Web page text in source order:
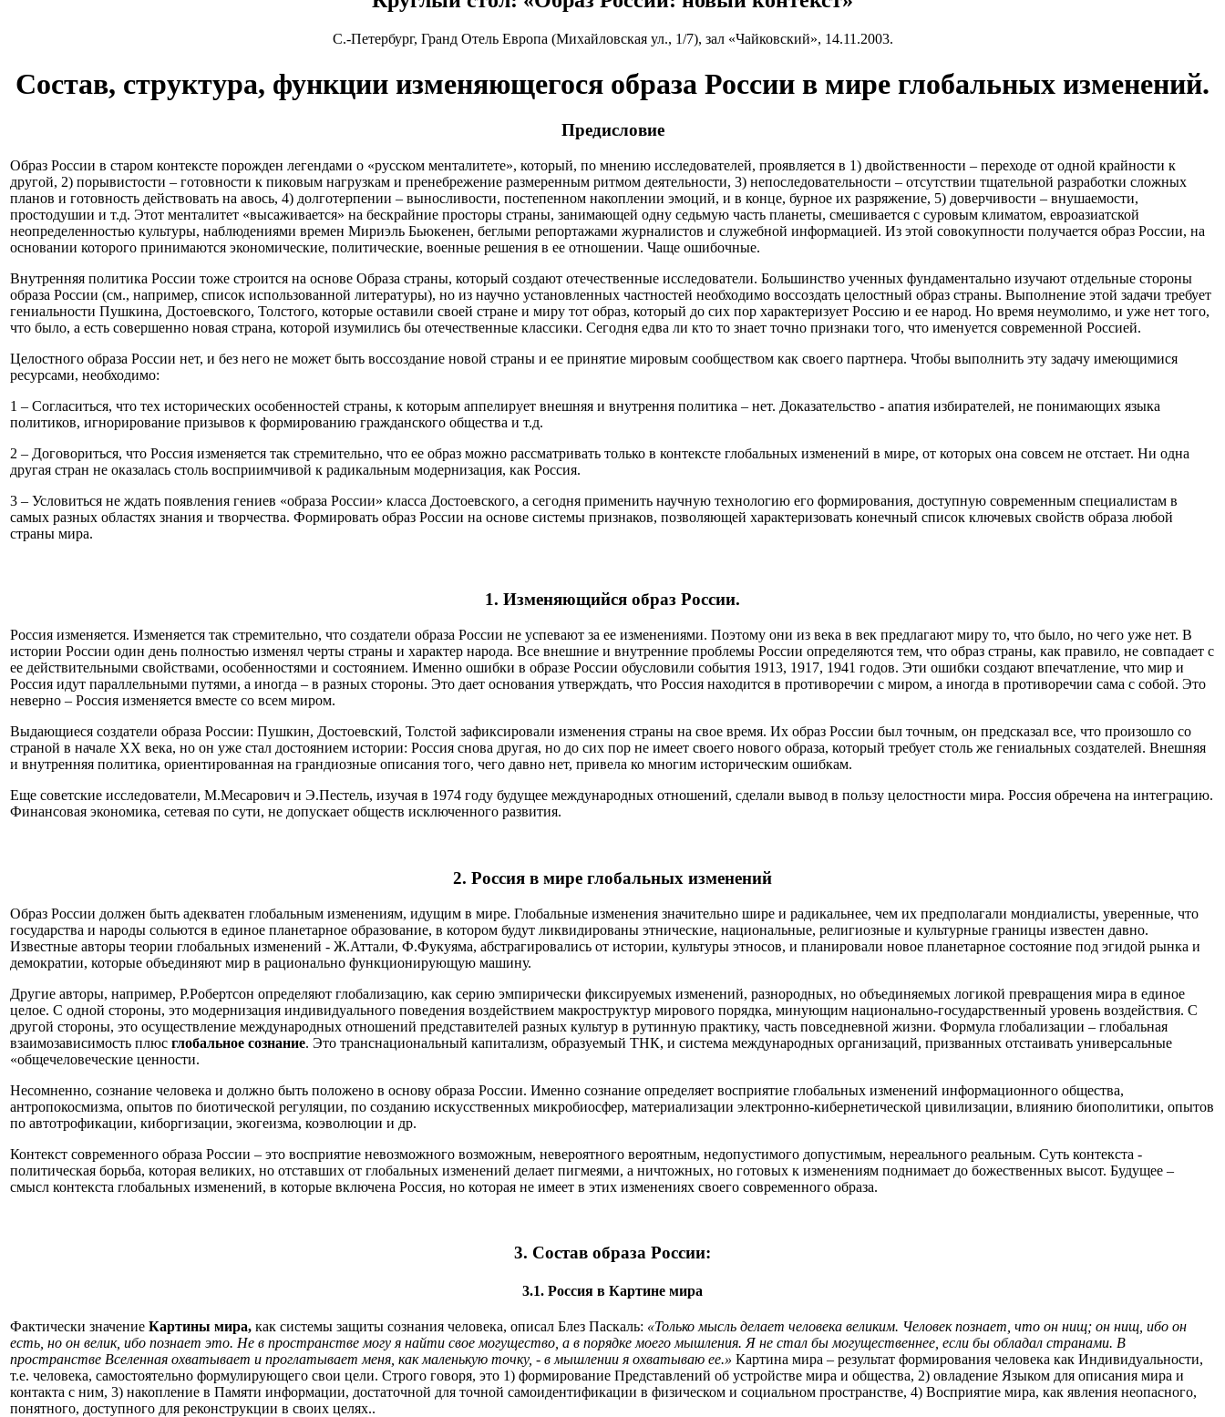
С.-Петербург, Гранд Отель Европа (Михайловская ул., 1/7), зал «Чайковский», 14.11.2003.
Состав, структура, функции изменяющегося образа России в мире глобальных изменений.
Предисловие
Образ России в старом контексте порожден легендами о «русском менталитете», который, по мнению исследователей, проявляется в 1) двойственности – переходе от одной крайности к
другой, 2) порывистости – готовности к пиковым нагрузкам и пренебрежение размеренным ритмом деятельности, 3) непоследовательности – отсутствии тщательной разработки сложных
планов и готовность действовать на авось, 4) долготерпении – выносливости, постепенном накоплении эмоций, и в конце, бурное их разряжение, 5) доверчивости – внушаемости,
простодушии и т.д. Этот менталитет «высаживается» на бескрайние просторы страны, занимающей одну седьмую часть планеты, смешивается с суровым климатом, евроазиатской
неопределенностью культуры, наблюдениями времен Мириэль Бьюкенен, беглыми репортажами журналистов и служебной информацией. Из этой совокупности получается образ России, на
основании которого принимаются экономические, политические, военные решения в ее отношении. Чаще ошибочные.
Внутренняя политика России тоже строится на основе Образа страны, который создают отечественные исследователи. Большинство ученных фундаментально изучают отдельные стороны
образа России (см., например, список использованной литературы), но из научно установленных частностей необходимо воссоздать целостный образ страны. Выполнение этой задачи требует
гениальности Пушкина, Достоевского, Толстого, которые оставили своей стране и миру тот образ, который до сих пор характеризует Россию и ее народ. Но время неумолимо, и уже нет того,
что было, а есть совершенно новая страна, которой изумились бы отечественные классики. Сегодня едва ли кто то знает точно признаки того, что именуется современной Россией.
Целостного образа России нет, и без него не может быть воссоздание новой страны и ее принятие мировым сообществом как своего партнера. Чтобы выполнить эту задачу имеющимися
ресурсами, необходимо:
1 – Согласиться, что тех исторических особенностей страны, к которым аппелирует внешняя и внутрення политика – нет. Доказательство - апатия избирателей, не понимающих языка
политиков, игнорирование призывов к формированию гражданского общества и т.д.
2 – Договориться, что Россия изменяется так стремительно, что ее образ можно рассматривать только в контексте глобальных изменений в мире, от которых она совсем не отстает. Ни одна
другая стран не оказалась столь восприимчивой к радикальным модернизация, как Россия.
3 – Условиться не ждать появления гениев «образа России» класса Достоевского, а сегодня применить научную технологию его формирования, доступную современным специалистам в
самых разных областях знания и творчества. Формировать образ России на основе системы признаков, позволяющей характеризовать конечный список ключевых свойств образа любой
страны мира.
1. Изменяющийся образ России.
Россия изменяется. Изменяется так стремительно, что создатели образа России не успевают за ее изменениями. Поэтому они из века в век предлагают миру то, что было, но чего уже нет. В
истории России один день полностью изменял черты страны и характер народа. Все внешние и внутренние проблемы России определяются тем, что образ страны, как правило, не совпадает с
ее действительными свойствами, особенностями и состоянием. Именно ошибки в образе России обусловили события 1913, 1917, 1941 годов. Эти ошибки создают впечатление, что мир и
Россия идут параллельными путями, а иногда – в разных стороны. Это дает основания утверждать, что Россия находится в противоречии с миром, а иногда в противоречии сама с собой. Это
неверно – Россия изменяется вместе со всем миром.
Выдающиеся создатели образа России: Пушкин, Достоевский, Толстой зафиксировали изменения страны на свое время. Их образ России был точным, он предсказал все, что произошло со
страной в начале ХХ века, но он уже стал достоянием истории: Россия снова другая, но до сих пор не имеет своего нового образа, который требует столь же гениальных создателей. Внешняя
и внутренняя политика, ориентированная на грандиозные описания того, чего давно нет, привела ко многим историческим ошибкам.
Еще советские исследователи, М.Месарович и Э.Пестель, изучая в 1974 году будущее международных отношений, сделали вывод в пользу целостности мира. Россия обречена на интеграцию.
Финансовая экономика, сетевая по сути, не допускает обществ исключенного развития.
2. Россия в мире глобальных изменений
Образ России должен быть адекватен глобальным изменениям, идущим в мире. Глобальные изменения значительно шире и радикальнее, чем их предполагали мондиалисты, уверенные, что
государства и народы сольются в единое планетарное образование, в котором будут ликвидированы этнические, национальные, религиозные и культурные границы известен давно.
Известные авторы теории глобальных изменений - Ж.Аттали, Ф.Фукуяма, абстрагировались от истории, культуры этносов, и планировали новое планетарное состояние под эгидой рынка и
демократии, которые объединяют мир в рационально функционирующую машину.
Другие авторы, например, Р.Робертсон определяют глобализацию, как серию эмпирически фиксируемых изменений, разнородных, но объединяемых логикой превращения мира в единое
целое. С одной стороны, это модернизация индивидуального поведения воздействием макроструктур мирового порядка, минующим национально-государственный уровень воздействия. С
другой стороны, это осуществление международных отношений представителей разных культур в рутинную практику, часть повседневной жизни. Формула глобализации – глобальная
взаимозависимость плюс глобальное сознание. Это транснациональный капитализм, образуемый ТНК, и система международных организаций, призванных отстаивать универсальные
«общечеловеческие ценности.
Несомненно, сознание человека и должно быть положено в основу образа России. Именно сознание определяет восприятие глобальных изменений информационного общества,
антропокосмизма, опытов по биотической регуляции, по созданию искусственных микробиосфер, материализации электронно-кибернетической цивилизации, влиянию биополитики, опытов
по автотрофикации, киборгизации, экогеизма, коэволюции и др.
Контекст современного образа России – это восприятие невозможного возможным, невероятного вероятным, недопустимого допустимым, нереального реальным. Суть контекста -
политическая борьба, которая великих, но отставших от глобальных изменений делает пигмеями, а ничтожных, но готовых к изменениям поднимает до божественных высот. Будущее –
смысл контекста глобальных изменений, в которые включена Россия, но которая не имеет в этих изменениях своего современного образа.
3. Состав образа России:
3.1. Россия в Картине мира
Фактически значение Картины мира, как системы защиты сознания человека, описал Блез Паскаль: «Только мысль делает человека великим. Человек познает, что он нищ; он нищ, ибо он
есть, но он велик, ибо познает это. Не в пространстве могу я найти свое могущество, а в порядке моего мышления. Я не стал бы могущественнее, если бы обладал странами. В
пространстве Вселенная охватывает и проглатывает меня, как маленькую точку, - в мышлении я охватываю ее.» Картина мира – результат формирования человека как Индивидуальности,
т.е. человека, самостоятельно формулирующего свои цели. Строго говоря, это 1) формирование Представлений об устройстве мира и общества, 2) овладение Языком для описания мира и
контакта с ним, 3) накопление в Памяти информации, достаточной для точной самоидентификации в физическом и социальном пространстве, 4) Восприятие мира, как явления неопасного,
понятного, доступного для реконструкции в своих целях..